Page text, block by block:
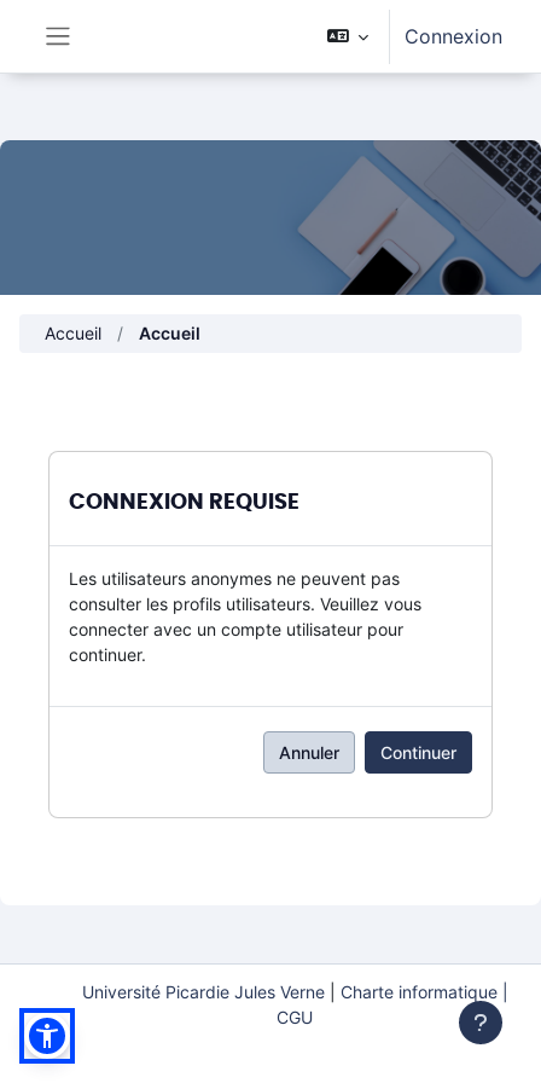
Connexion
Accueil Accueil
CONNEXION REQUISE
Les utilisateurs anonymes ne peuvent pas
consulter les profils utilisateurs. Veuillez vous
connecter avec un compte utilisateur pour
continuer.
Annuler Continuer
Université Picardie Jules Verne|
Charte informatique |
CGU